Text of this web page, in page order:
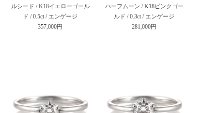
ルシード / K18イエローゴール
ド / 0.5ct / エンゲージ
357,000円
ハーフムーン / K18ピンクゴー
ルド / 0.3ct / エンゲージ
281,000円